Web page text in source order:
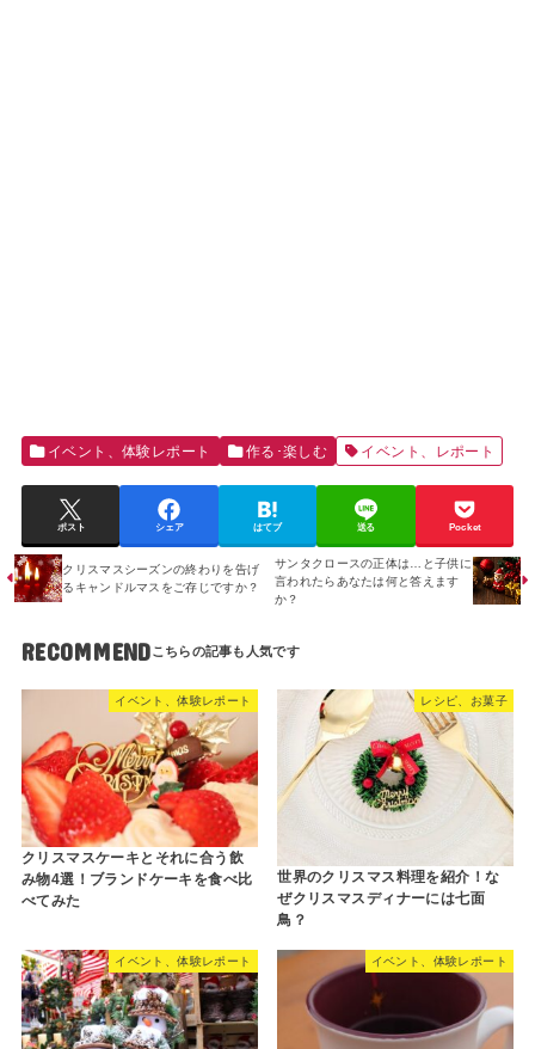
イベント、体験レポート 作る･楽しむ イベント、レポート
ポスト シェア はてブ 送る Pocket
クリスマスシーズンの終わりを告げ
るキャンドルマスをご存じですか？
サンタクロースの正体は…と子供に
言われたらあなたは何と答えます
か？
RECOMMEND
イベント、体験レポート
クリスマスケーキとそれに合う飲
み物4選！ブランドケーキを食べ比
べてみた
レシピ、お菓子
世界のクリスマス料理を紹介！な
ぜクリスマスディナーには七面
鳥？
イベント、体験レポート イベント、体験レポート